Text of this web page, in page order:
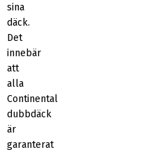
sina
däck.
Det
innebär
att
alla
Continental
dubbdäck
är
garanterat